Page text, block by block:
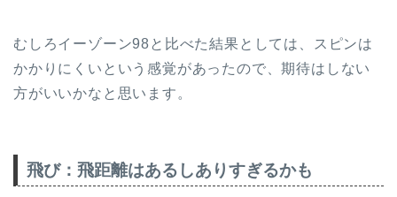
むしろイーゾーン98と比べた結果としては、スピンは
かかりにくいという感覚があったので、期待はしない
方がいいかなと思います。
飛び：飛距離はあるしありすぎるかも